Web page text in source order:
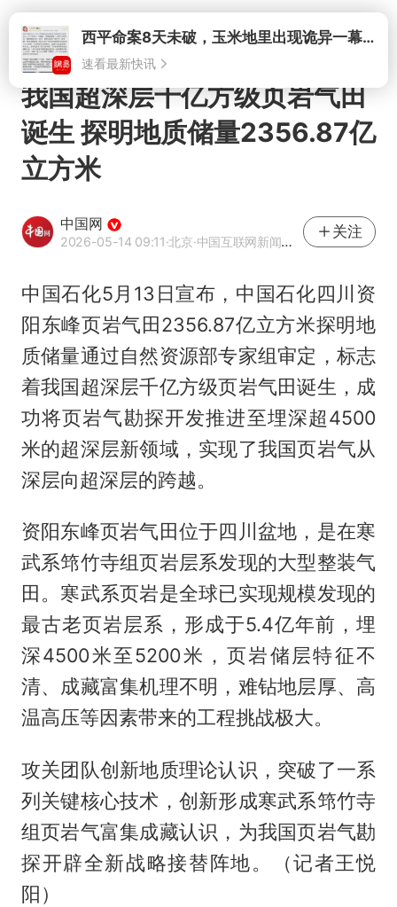
打开
我国超深层千亿方级页岩气田
诞生 探明地质储量2356.87亿
立方米
中国网
2026-05-14 09:11·北京·中国互联网新闻中心（中国网）官方网易号
关注
中国石化5月13日宣布，中国石化四川资
阳东峰页岩气田2356.87亿立方米探明地
质储量通过自然资源部专家组审定，标志
着我国超深层千亿方级页岩气田诞生，成
功将页岩气勘探开发推进至埋深超4500
米的超深层新领域，实现了我国页岩气从
深层向超深层的跨越。
资阳东峰页岩气田位于四川盆地，是在寒
武系筇竹寺组页岩层系发现的大型整装气
田。寒武系页岩是全球已实现规模发现的
最古老页岩层系，形成于5.4亿年前，埋
深4500米至5200米，页岩储层特征不
清、成藏富集机理不明，难钻地层厚、高
温高压等因素带来的工程挑战极大。
攻关团队创新地质理论认识，突破了一系
列关键核心技术，创新形成寒武系筇竹寺
组页岩气富集成藏认识，为我国页岩气勘
探开辟全新战略接替阵地。（记者王悦
阳）